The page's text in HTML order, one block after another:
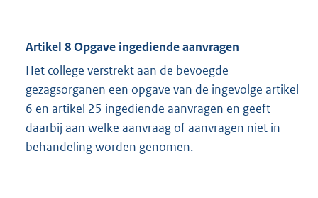
Artikel 8 Opgave ingediende aanvragen
Het college verstrekt aan de bevoegde
gezagsorganen een opgave van de ingevolge artikel
6 en artikel 25 ingediende aanvragen en geeft
daarbij aan welke aanvraag of aanvragen niet in
behandeling worden genomen.